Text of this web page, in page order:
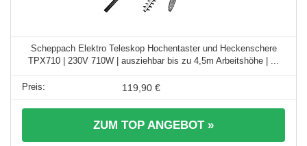
Scheppach Elektro Teleskop Hochentaster und Heckenschere
TPX710 | 230V 710W | ausziehbar bis zu 4,5m Arbeitshöhe | ...
119,90 €
ZUM TOP ANGEBOT »